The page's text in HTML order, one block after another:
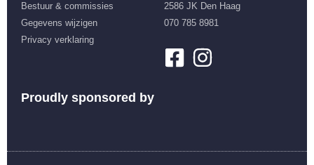
Bestuur & commissies
Gegevens wijzigen
Privacy verklaring
2586 JK Den Haag
070 785 8981
Proudly sponsored by